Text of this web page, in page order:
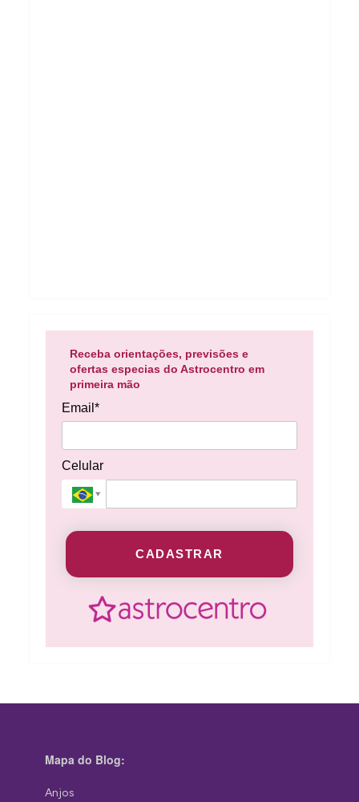
Receba orientações, previsões e
ofertas especias do Astrocentro em
primeira mão
Email*
Celular
CADASTRAR
Mapa do Blog:
Anjos